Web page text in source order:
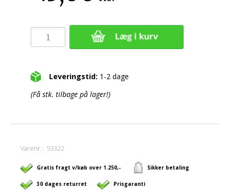
Leveringstid: 1-2 dage
(Få stk. tilbage på lager!)
Varenr.: 53322
Gratis fragt v/køb over 1.250,- Sikker betaling
30 dages returret Prisgaranti